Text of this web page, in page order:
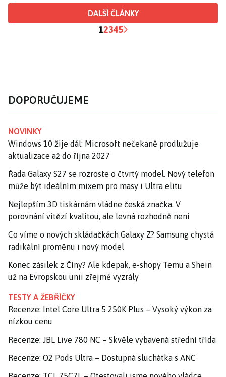
DALŠÍ ČLÁNKY
12345
DOPORUČUJEME
NOVINKY
Windows 10 žije dál: Microsoft nečekaně prodlužuje
aktualizace až do října 2027
Řada Galaxy S27 se rozroste o čtvrtý model. Nový telefon
může být ideálním mixem pro masy i Ultra elitu
Nejlepším 3D tiskárnám vládne česká značka. V
porovnání vítězí kvalitou, ale levná rozhodně není
Co víme o nových skládačkách Galaxy Z? Samsung chystá
radikální proměnu i nový model
Konec zásilek z Číny? Ale kdepak, e-shopy Temu a Shein
už na Evropskou unii zřejmě vyzrály
TESTY A ŽEBŘÍČKY
Recenze: Intel Core Ultra 5 250K Plus – Vysoký výkon za
nízkou cenu
Recenze: JBL Live 780 NC – Skvěle vybavená střední třída
Recenze: O2 Pods Ultra – Dostupná sluchátka s ANC